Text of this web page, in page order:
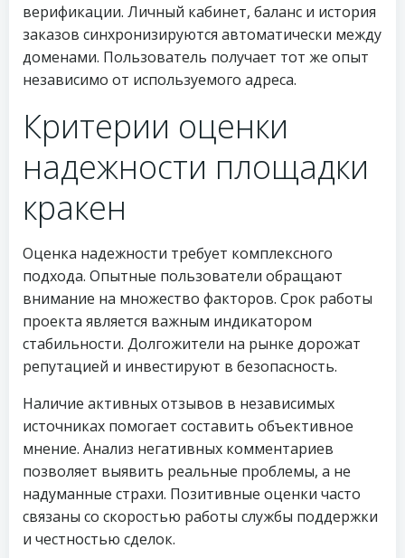
верификации. Личный кабинет, баланс и история
заказов синхронизируются автоматически между
доменами. Пользователь получает тот же опыт
независимо от используемого адреса.
Критерии оценки
надежности площадки
кракен
Оценка надежности требует комплексного
подхода. Опытные пользователи обращают
внимание на множество факторов. Срок работы
проекта является важным индикатором
стабильности. Долгожители на рынке дорожат
репутацией и инвестируют в безопасность.
Наличие активных отзывов в независимых
источниках помогает составить объективное
мнение. Анализ негативных комментариев
позволяет выявить реальные проблемы, а не
надуманные страхи. Позитивные оценки часто
связаны со скоростью работы службы поддержки
и честностью сделок.